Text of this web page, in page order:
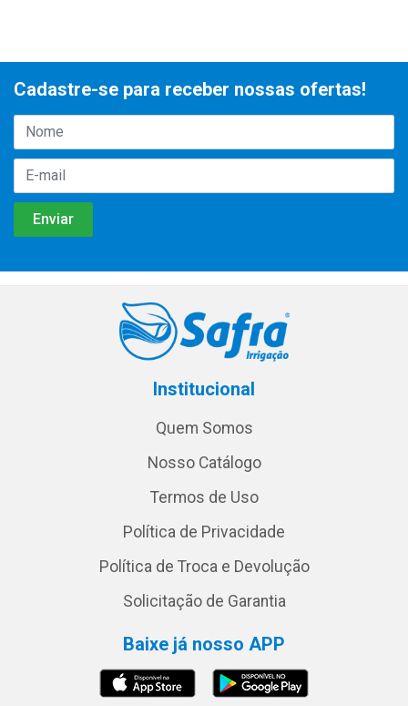
Cadastre-se para receber nossas ofertas!
Institucional
Quem Somos
Nosso Catálogo
Termos de Uso
Política de Privacidade
Política de Troca e Devolução
Solicitação de Garantia
Baixe já nosso APP